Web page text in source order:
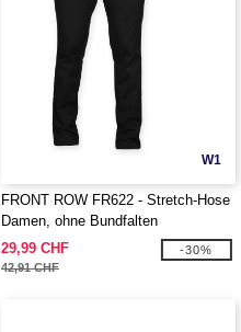
W1
FRONT ROW FR622 - Stretch-Hose
Damen, ohne Bundfalten
29,99 CHF
42,91 CHF
-30%